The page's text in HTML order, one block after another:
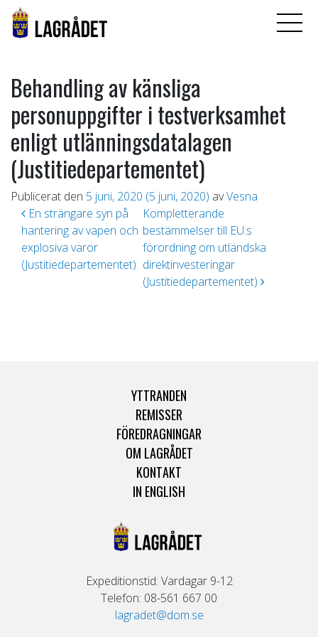
Behandling av känsliga
personuppgifter i testverksamhet
enligt utlänningsdatalagen
(Justitiedepartementet)
Publicerat den 5 juni, 2020 (5 juni, 2020) avVesna
Inläggsnavigering
En strängare syn på
hantering av vapen och
explosiva varor
(Justitiedepartementet)
Kompletterande
bestämmelser till EU:s
förordning om utländska
direktinvesteringar
(Justitiedepartementet)
YTTRANDEN
REMISSER
FÖREDRAGNINGAR
OM LAGRÅDET
KONTAKT
IN ENGLISH
Expeditionstid: Vardagar 9-12
Telefon: 08-561 667 00
lagradet@dom.se